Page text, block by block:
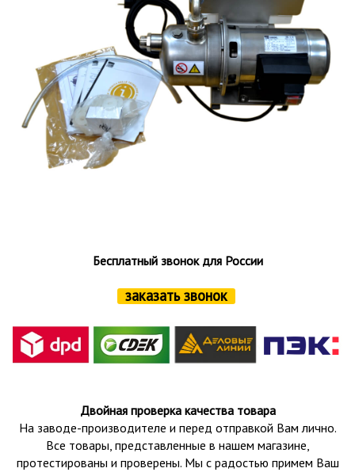
Бесплатный звонок для России
заказать звонок
Двойная проверка качества товара
На заводе-производителе и перед отправкой Вам лично.
Все товары, представленные в нашем магазине,
протестированы и проверены. Мы с радостью примем Ваш